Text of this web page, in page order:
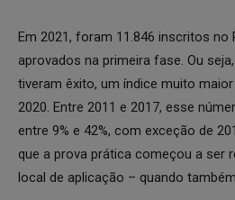
Em 2021, foram 11.846 inscritos no
aprovados na primeira fase. Ou
tiveram êxito, um índice muito
2020. Entre 2011 e 2017, esse
entre 9% e 42%, com exceção de
que a prova prática começou a ser
local de aplicação – quando